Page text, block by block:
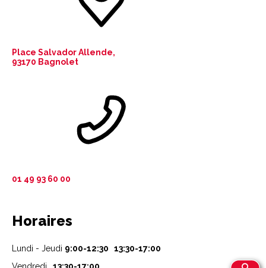
Place Salvador Allende,
93170 Bagnolet
01 49 93 60 00
Horaires
Lundi - Jeudi 9:00-12:30 13:30-17:00